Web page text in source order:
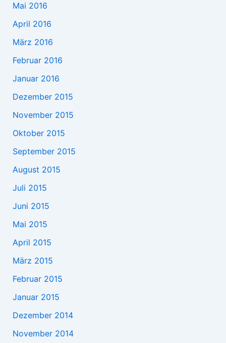
Mai 2016
April 2016
März 2016
Februar 2016
Januar 2016
Dezember 2015
November 2015
Oktober 2015
September 2015
August 2015
Juli 2015
Juni 2015
Mai 2015
April 2015
März 2015
Februar 2015
Januar 2015
Dezember 2014
November 2014